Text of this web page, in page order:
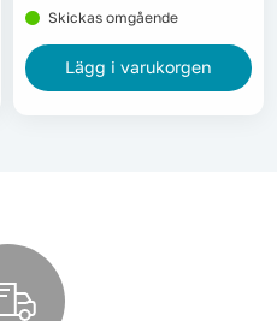
Skickas omgående
Lägg i varukorgen